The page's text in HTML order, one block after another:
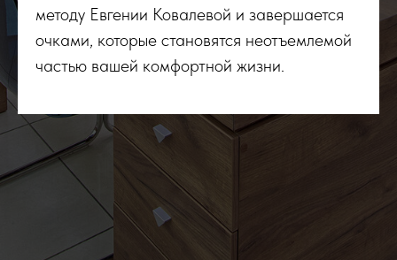
методу Евгении Ковалевой и завершается
очками, которые становятся неотъемлемой
частью вашей комфортной жизни.